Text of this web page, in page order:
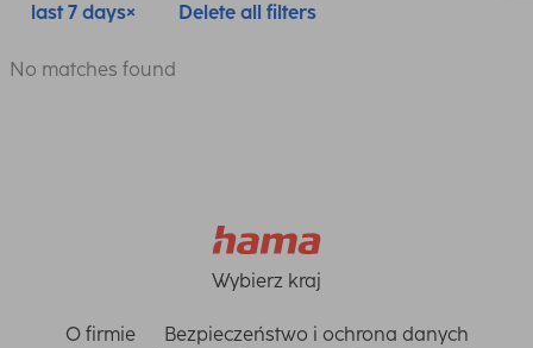
last 7 days Delete all filters
No matches found
Wybierz kraj
O firmie
Bezpieczeństwo i ochrona danych